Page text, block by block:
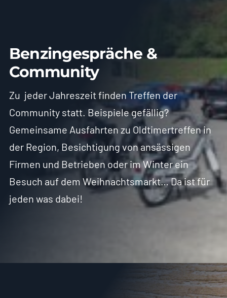
Benzingespräche &
Community
Zu jeder Jahreszeit finden Treffen der
Community statt. Beispiele gefällig?
Gemeinsame Ausfahrten zu Oldtimertreffen in
der Region, Besichtigung von ansässigen
Firmen und Betrieben oder im Winter ein
Besuch auf dem Weihnachtsmarkt… Da ist für
jeden was dabei!